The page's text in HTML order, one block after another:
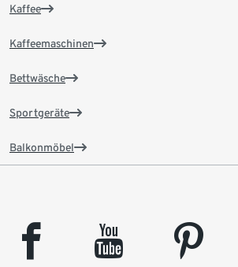
Kaffee
Kaffeemaschinen
Bettwäsche
Sportgeräte
Balkonmöbel
facebook youtube pinterest